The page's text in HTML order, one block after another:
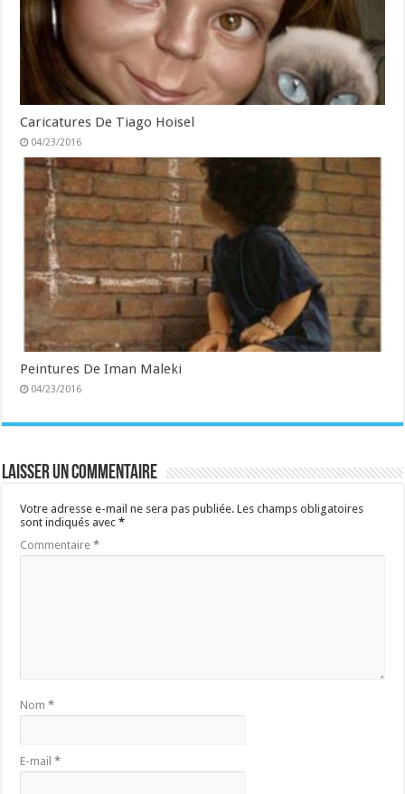
Caricatures De Tiago Hoisel
04/23/2016
Peintures De Iman Maleki
04/23/2016
Laisser un commentaire
Votre adresse e-mail ne sera pas publiée. Les champs obligatoires
sont indiqués avec*
Commentaire*
Nom*
E-mail*